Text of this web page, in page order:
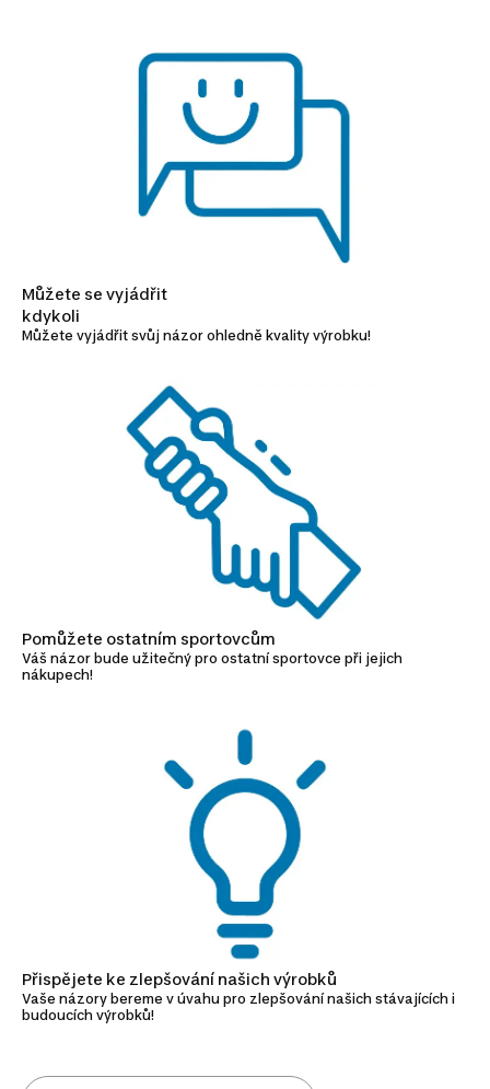
Můžete se vyjádřit
kdykoli
Můžete vyjádřit svůj názor ohledně kvality výrobku!
Pomůžete ostatním sportovcům
Váš názor bude užitečný pro ostatní sportovce při jejich
nákupech!
Přispějete ke zlepšování našich výrobků
Vaše názory bereme v úvahu pro zlepšování našich stávajících i
budoucích výrobků!